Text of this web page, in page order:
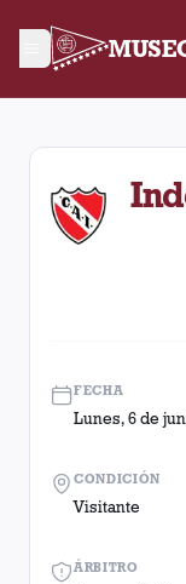
Fecha 17.
FECHA
Lunes, 6 de
ÁRBITRO
CONDICIÓN
Visitante